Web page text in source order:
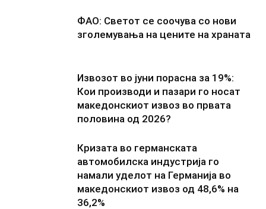
ФАО: Светот се соочува со нови
зголемувања на цените на храната
Извозот во јуни порасна за 19%:
Кои производи и пазари го носат
македонскиот извоз во првата
половина од 2026?
Кризата во германската
автомобилска индустрија го
намали уделот на Германија во
македонскиот извоз од 48,6% на
36,2%